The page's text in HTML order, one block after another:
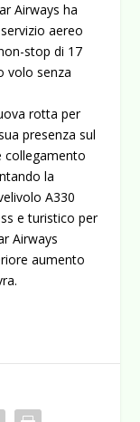
Airways ha
aereo
stop di 17
volo senza
rotta per
presenza sul
collegamento
la
A330
e turistico per
Airways
aumento